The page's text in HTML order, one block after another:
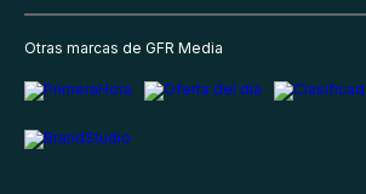
Otras marcas de GFR Media